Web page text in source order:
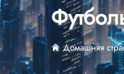
Домашняя